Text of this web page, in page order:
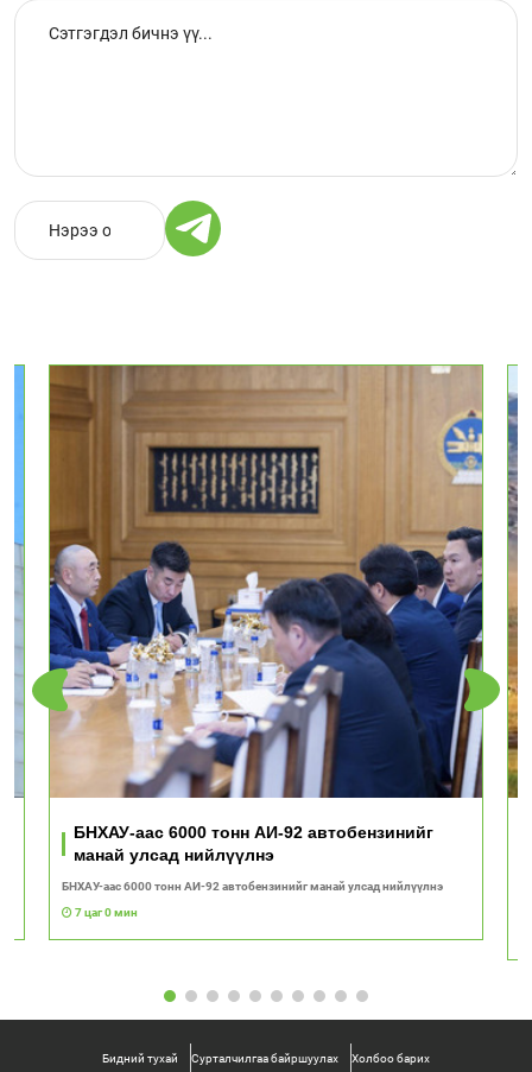
БНХАУ-аас 6000 тонн АИ-92 автобензинийг
манай улсад нийлүүлнэ
БНХАУ-аас 6000 тонн АИ-92 автобензинийг манай улсад нийлүүлнэ
7 цаг 0 мин
Бидний тухай Сурталчилгаа байршуулах Холбоо барих